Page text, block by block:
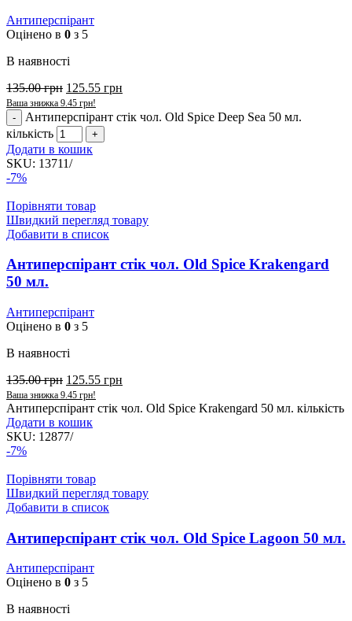
Антиперспірант
Оцінено в 0 з 5
В наявності
135.00грн 125.55 грн
Ваша знижка 9.45 грн!
Антиперспірант стік чол. Old Spice Deep Sea 50 мл.
кількість
Додати в кошик
SKU: 13711/
-7%
Порівняти товар
Швидкий перегляд товару
Добавити в список
Антиперспірант стік чол. Old Spice Krakengard
50 мл.
Антиперспірант
Оцінено в 0 з 5
В наявності
135.00грн 125.55 грн
Ваша знижка 9.45 грн!
Антиперспірант стік чол. Old Spice Krakengard 50 мл. кількість
Додати в кошик
SKU: 12877/
-7%
Порівняти товар
Швидкий перегляд товару
Добавити в список
Антиперспірант стік чол. Old Spice Lagoon 50 мл.
Антиперспірант
Оцінено в 0 з 5
В наявності